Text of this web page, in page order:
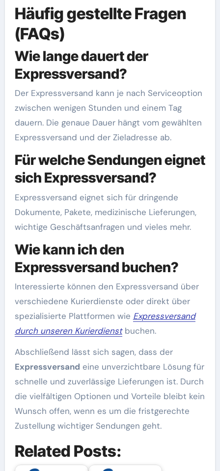
Häufig gestellte Fragen
(FAQs)
Wie lange dauert der
Expressversand?
Der Expressversand kann je nach Serviceoption
zwischen wenigen Stunden und einem Tag
dauern. Die genaue Dauer hängt vom gewählten
Expressversand und der Zieladresse ab.
Für welche Sendungen eignet
sich Expressversand?
Expressversand eignet sich für dringende
Dokumente, Pakete, medizinische Lieferungen,
wichtige Geschäftsanfragen und vieles mehr.
Wie kann ich den
Expressversand buchen?
Interessierte können den Expressversand über
verschiedene Kurierdienste oder direkt über
spezialisierte Plattformen wie Expressversand
durch unseren Kurierdienstbuchen.
Abschließend lässt sich sagen, dass der
Expressversand eine unverzichtbare Lösung für
schnelle und zuverlässige Lieferungen ist. Durch
die vielfältigen Optionen und Vorteile bleibt kein
Wunsch offen, wenn es um die fristgerechte
Zustellung wichtiger Sendungen geht.
Related Posts: